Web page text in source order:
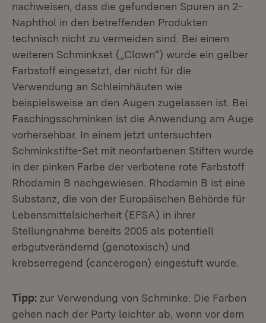
nachweisen, dass die gefundenen Spuren an 2-
Naphthol in den betreffenden Produkten
technisch nicht zu vermeiden sind. Bei einem
weiteren Schminkset („Clown“) wurde ein gelber
Farbstoff eingesetzt, der nicht für die
Verwendung an Schleimhäuten wie
beispielsweise an den Augen zugelassen ist. Bei
Faschingsschminken ist die Anwendung am Auge
vorhersehbar. In einem jetzt untersuchten
Schminkstifte-Set mit neonfarbenen Stiften wurde
in der pinken Farbe der verbotene rote Farbstoff
Rhodamin B nachgewiesen. Rhodamin B ist eine
Substanz, die von der Europäischen Behörde für
Lebensmittelsicherheit (EFSA) in ihrer
Stellungnahme bereits 2005 als potentiell
erbgutverändernd (genotoxisch) und
krebserregend (cancerogen) eingestuft wurde.
Tipp: zur Verwendung von Schminke: Die Farben
gehen nach der Party leichter ab, wenn vor dem